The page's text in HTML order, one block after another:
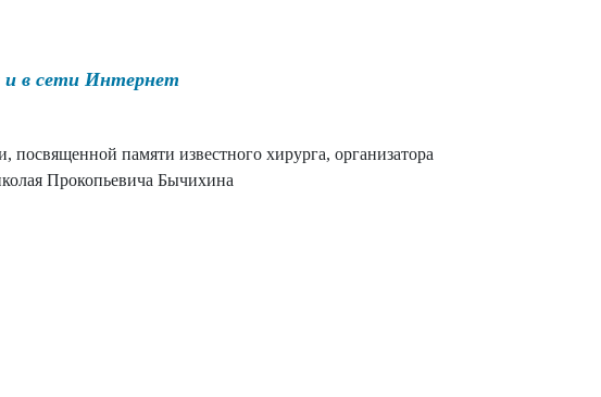
и в сети Интернет
памяти известного хирурга, организатора
Прокопьевича Бычихина